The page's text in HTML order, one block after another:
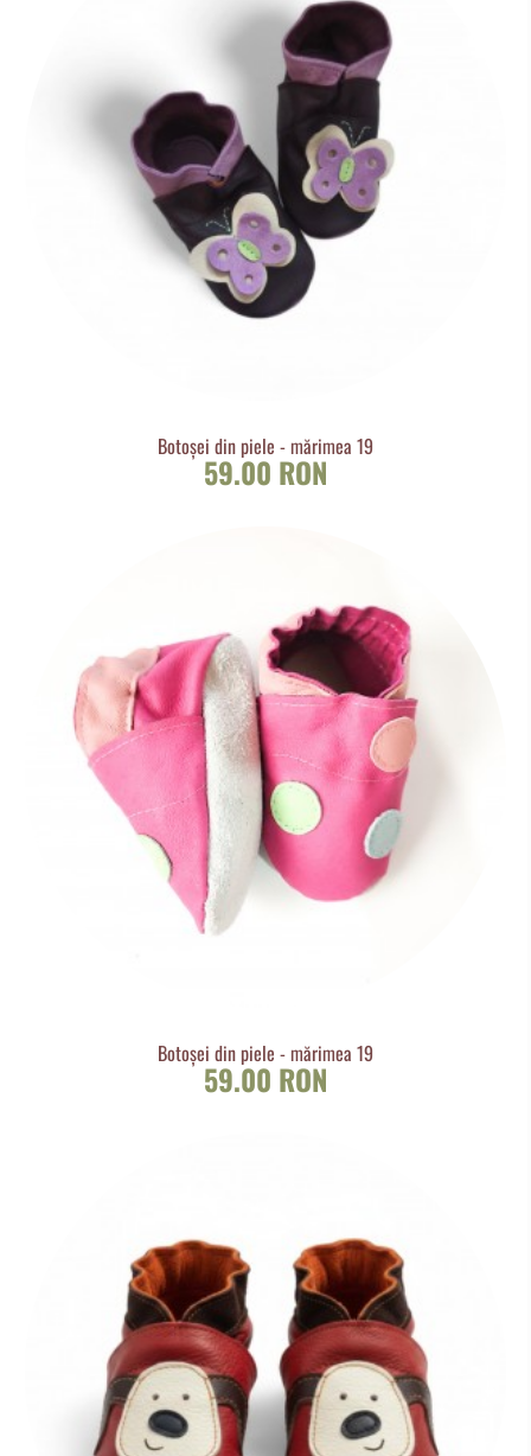
Botoșei din piele - mărimea 19
59.00 RON
Botoșei din piele - mărimea 19
59.00 RON